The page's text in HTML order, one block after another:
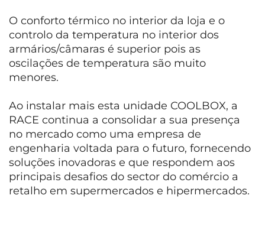
O conforto térmico no interior da loja e o
controlo da temperatura no interior dos
armários/câmaras é superior pois as
oscilações de temperatura são muito
menores.
Ao instalar mais esta unidade COOLBOX, a
RACE continua a consolidar a sua presença
no mercado como uma empresa de
engenharia voltada para o futuro, fornecendo
soluções inovadoras e que respondem aos
principais desafios do sector do comércio a
retalho em supermercados e hipermercados.